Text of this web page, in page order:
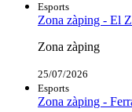
Esports
Zona zàping - El
Zona zàping
25/07/2026
Esports
Zona zàping -